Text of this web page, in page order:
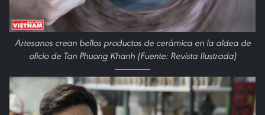
Artesanos crean bellos productos de cerámica en la aldea de
oficio de Tan Phuong Khanh (Fuente: Revista Ilustrada)